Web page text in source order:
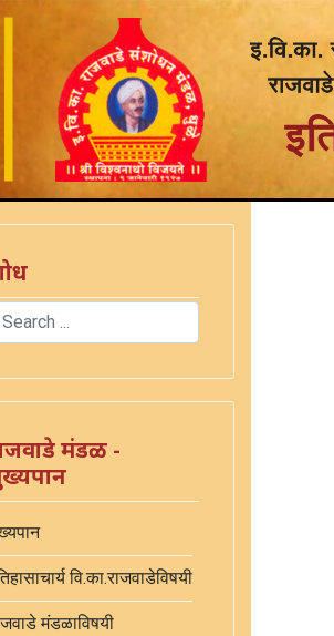
मंडळ -
वि.का.राजवाडेविषयी
मंडळाविषयी